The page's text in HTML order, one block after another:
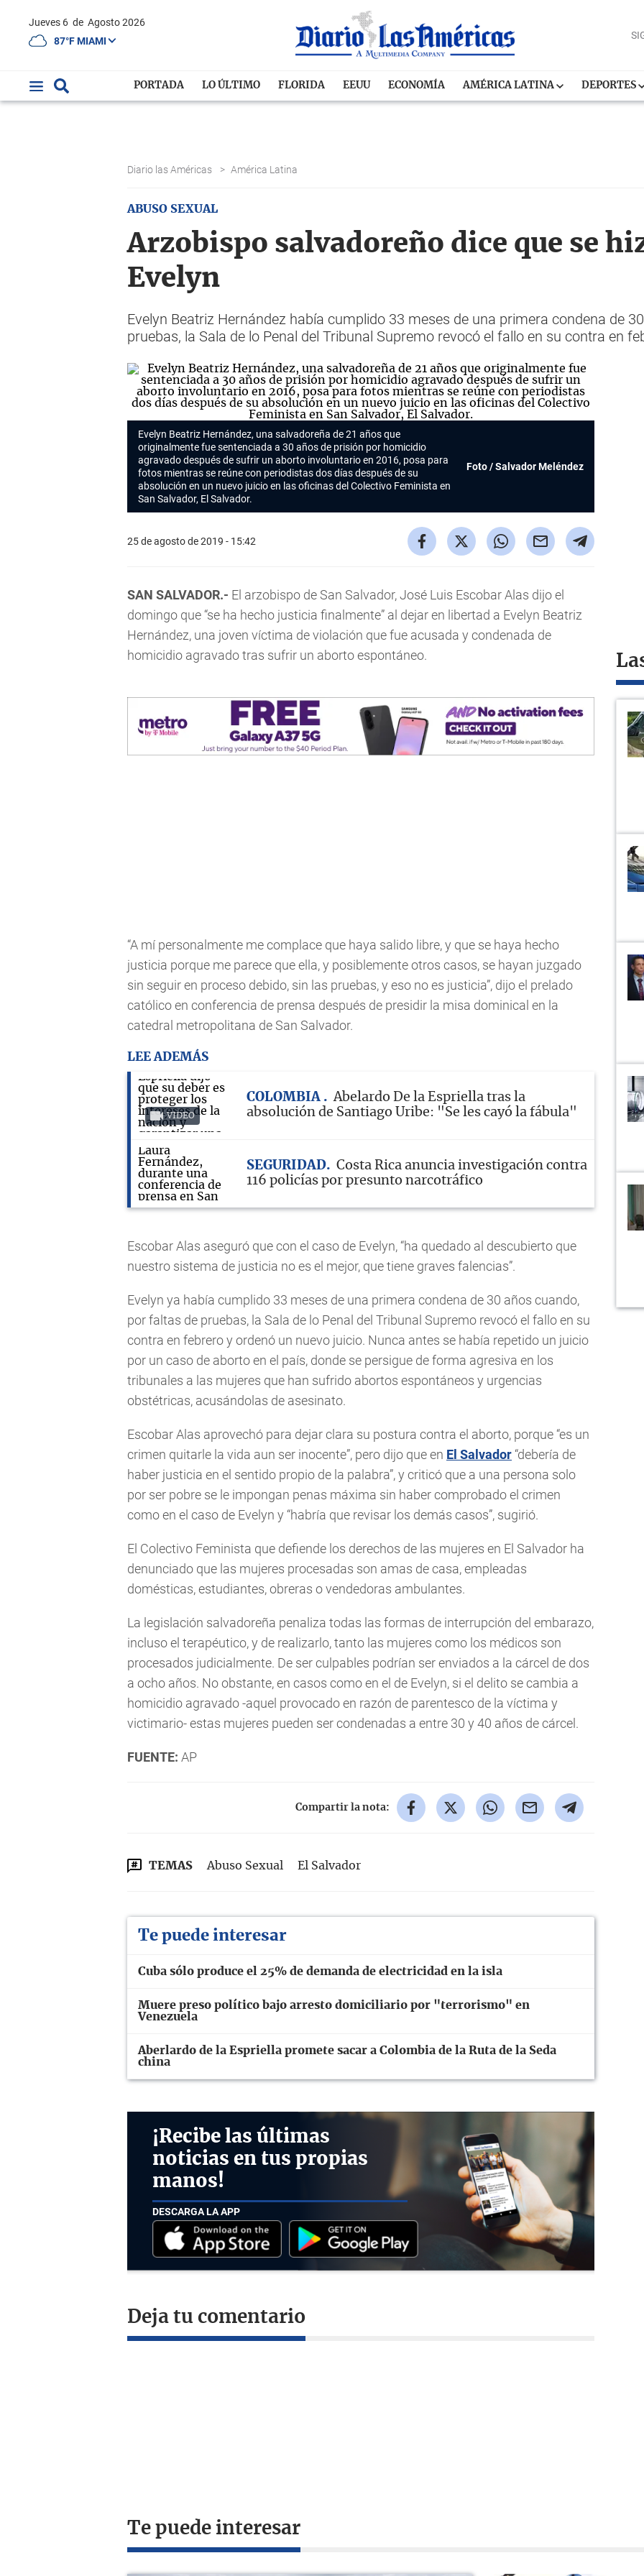
Jueves 6 de Agosto 2026
87°F MIAMI
PORTADA LO ÚLTIMO FLORIDA EEUU ECONOMÍA AMÉRICA LATINA DEPORTES
Diario las Américas > América Latina
ABUSO SEXUAL
Arzobispo salvadoreño dice que se
Evelyn
Evelyn Beatriz Hernández había cumplido 33 meses de una primera condena de
pruebas, la Sala de lo Penal del Tribunal Supremo revocó el fallo en su contra en
Evelyn Beatriz Hernández, una salvadoreña de 21 años que
originalmente fue sentenciada a 30 años de prisión por homicidio
agravado después de sufrir un aborto involuntario en 2016, posa para
fotos mientras se reúne con periodistas dos días después de su
absolución en un nuevo juicio en las oficinas del Colectivo Feminista en
San Salvador, El Salvador.
Foto / Salvador Meléndez
25 de agosto de 2019 - 15:42
SAN SALVADOR.- El arzobispo de San Salvador, José Luis Escobar Alas dijo el
domingo que “se ha hecho justicia finalmente” al dejar en libertad a Evelyn Beatriz
Hernández, una joven víctima de violación que fue acusada y condenada de
homicidio agravado tras sufrir un aborto espontáneo.
“A mí personalmente me complace que haya salido libre, y que se haya hecho
justicia porque me parece que ella, y posiblemente otros casos, se hayan juzgado
sin seguir en proceso debido, sin las pruebas, y eso no es justicia”, dijo el prelado
católico en conferencia de prensa después de presidir la misa dominical en la
catedral metropolitana de San Salvador.
LEE ADEMÁS
VIDEO
COLOMBIA
Abelardo De la Espriella tras la
absolución de Santiago Uribe: "Se les cayó la fábula"
SEGURIDAD
Costa Rica anuncia investigación contra
116 policías por presunto narcotráfico
Escobar Alas aseguró que con el caso de Evelyn, “ha quedado al descubierto que
nuestro sistema de justicia no es el mejor, que tiene graves falencias”.
Evelyn ya había cumplido 33 meses de una primera condena de 30 años cuando,
por faltas de pruebas, la Sala de lo Penal del Tribunal Supremo revocó el fallo en su
contra en febrero y ordenó un nuevo juicio. Nunca antes se había repetido un juicio
por un caso de aborto en el país, donde se persigue de forma agresiva en los
tribunales a las mujeres que han sufrido abortos espontáneos y urgencias
obstétricas, acusándolas de asesinato.
Escobar Alas aprovechó para dejar clara su postura contra el aborto, porque “es un
crimen quitarle la vida aun ser inocente”, pero dijo que en El Salvador “debería de
haber justicia en el sentido propio de la palabra”, y criticó que a una persona solo
por ser pobre se le impongan penas máxima sin haber comprobado el crimen
como en el caso de Evelyn y “habría que revisar los demás casos”, sugirió.
El Colectivo Feminista que defiende los derechos de las mujeres en El Salvador ha
denunciado que las mujeres procesadas son amas de casa, empleadas
domésticas, estudiantes, obreras o vendedoras ambulantes.
La legislación salvadoreña penaliza todas las formas de interrupción del embarazo,
incluso el terapéutico, y de realizarlo, tanto las mujeres como los médicos son
procesados judicialmente. De ser culpables podrían ser enviados a la cárcel de dos
a ocho años. No obstante, en casos como en el de Evelyn, si el delito se cambia a
homicidio agravado -aquel provocado en razón de parentesco de la víctima y
victimario- estas mujeres pueden ser condenadas a entre 30 y 40 años de cárcel.
FUENTE: AP
Compartir la nota:
TEMAS Abuso Sexual El Salvador
Te puede interesar
Cuba sólo produce el 25% de demanda de electricidad en la isla
Muere preso político bajo arresto domiciliario por "terrorismo" en
Venezuela
Aberlardo de la Espriella promete sacar a Colombia de la Ruta de la Seda
china
¡Recibe las últimas
noticias en tus propias
manos!
DESCARGA LA APP
Deja tu comentario
Te puede interesar